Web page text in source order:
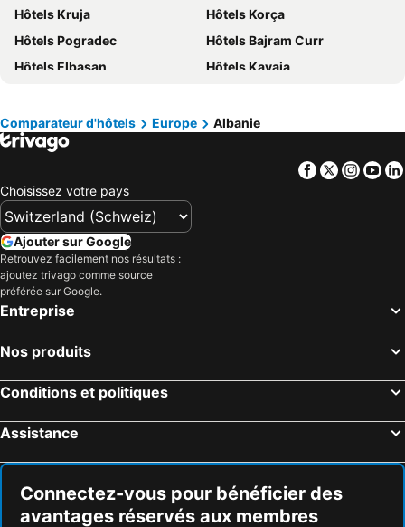
Hôtels Grèce
Hôtels Tyrol
Hôtels Algarve
Hôtels Lake Constance
Hôtels Valais
Hôtels Vorarlberg
Hôtels Djerba
Hôtels Espagne
Hôtels Province d'Antalya
Hôtels Kruja
Hôtels Korça
Hôtels Pogradec
Hôtels Bajram Curr
Hôtels Elbasan
Hôtels Kavaja
Hôtels Sukth
Hôtels Fushë-Kruja
Hôtels Përmet
Hôtels Kamza
Hôtels Tepelena
Hôtels Patos
Hôtels Lushnja
Hôtels Leskovik
Hôtels Burrel
Hôtels Librazhd
Hôtels Përrenjas
Comparateur d'hôtels Europe Albanie
Facebook
Twitter
Choisissez votre pays
Ajouter sur Google
Retrouvez facilement nos résultats :
ajoutez trivago comme source
préférée sur Google.
Entreprise
Nos produits
Conditions et politiques
Assistance
Connectez-vous pour bénéficier des
avantages réservés aux membres